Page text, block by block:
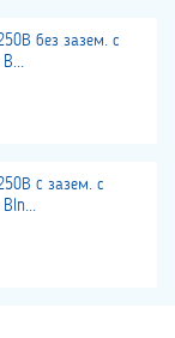
без зазем. с
c зазем. с